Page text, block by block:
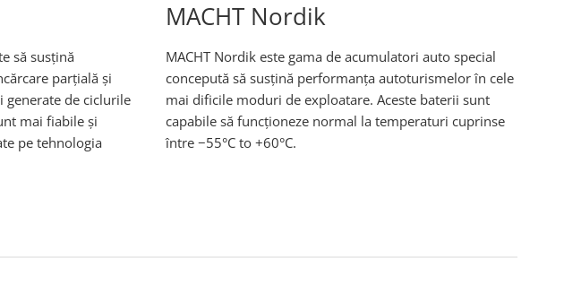
să susțină
parțială și
generate de ciclurile
mai fiabile și
pe tehnologia
MACHT Nordik
MACHT Nordik este gama de acumulatori auto special
concepută să susțină performanța autoturismelor în cele
mai dificile moduri de exploatare. Aceste baterii sunt
capabile să funcționeze normal la temperaturi cuprinse
între −55°С to +60°С.